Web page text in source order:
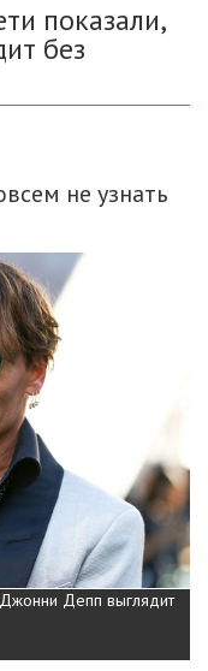
показали,
без
не узнать
Джонни Депп выглядит